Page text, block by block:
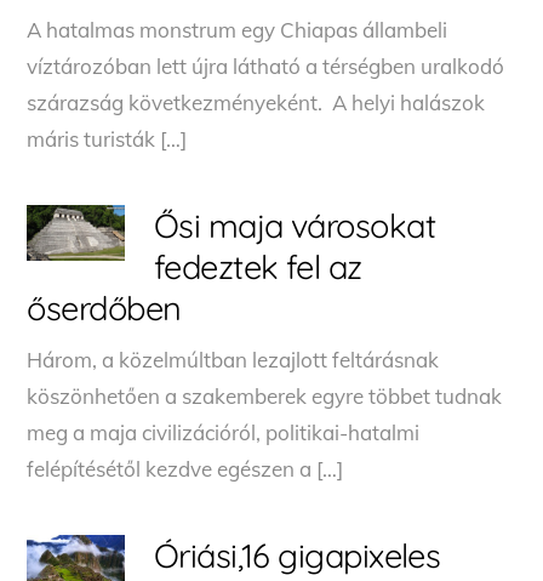
A hatalmas monstrum egy Chiapas állambeli
víztározóban lett újra látható a térségben uralkodó
szárazság következményeként. A helyi halászok
máris turisták […]
Ősi maja városokat
fedeztek fel az
őserdőben
Három, a közelmúltban lezajlott feltárásnak
köszönhetően a szakemberek egyre többet tudnak
meg a maja civilizációról, politikai-hatalmi
felépítésétől kezdve egészen a […]
Óriási,16 gigapixeles